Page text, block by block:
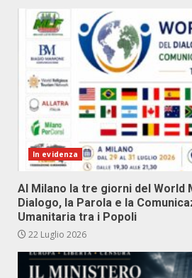
In evidenza
Al Milano la tre giorni del World
Dialogo, la Parola e la
Umanitaria tra i Popoli
22 Luglio 2026